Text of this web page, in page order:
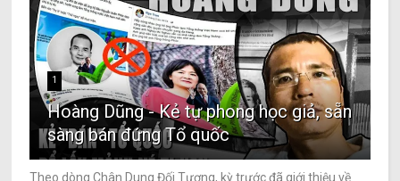
1
Hoàng Dũng - Kẻ tự phong học giả, sẵn
sàng bán đứng Tổ quốc
Theo dòng Chân Dung Đối Tượng, kỳ trước đã giới thiệu về